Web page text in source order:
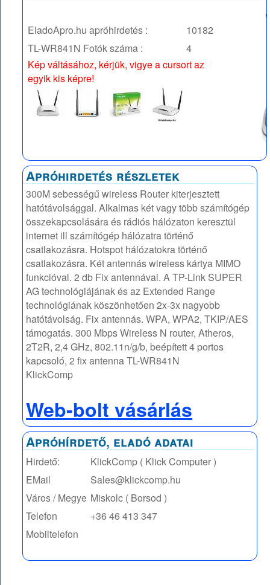
EladoApro.hu apróhirdetés :
10182
TL-WR841N Fotók száma :
4
Kép váltásához, kérjük, vigye a cursort az
egyik kis képre!
Apróhirdetés részletek
300M sebességű wireless Router kiterjesztett
hatótávolsággal. Alkalmas két vagy több számítógép
összekapcsolására és rádiós hálózaton keresztül
internet ill számítógép hálózatra történő
csatlakozásra. Hotspot hálózatokra történő
csatlakozásra. Két antennás wireless kártya MIMO
funkcióval. 2 db Fix antennával. A TP-Link SUPER
AG technológiájának és az Extended Range
technológiának köszönhetően 2x-3x nagyobb
hatótávolság. Fix antennás. WPA, WPA2, TKIP/AES
támogatás. 300 Mbps Wireless N router, Atheros,
2T2R, 2,4 GHz, 802.11n/g/b, beépített 4 portos
kapcsoló, 2 fix antenna TL-WR841N
KlickComp
Web-bolt vásárlás
Apróhírdető, eladó adatai
Hirdető:
KlickComp ( Klick Computer )
EMail
Sales@klickcomp.hu
Város / Megye Miskolc ( Borsod )
Telefon
+36 46 413 347
Mobiltelefon